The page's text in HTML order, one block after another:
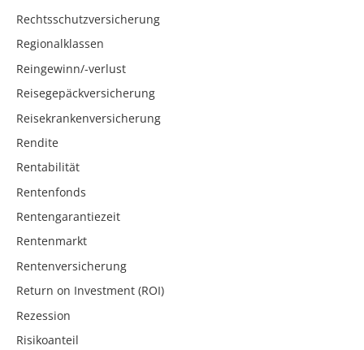
Rechtsschutzversicherung
Regionalklassen
Reingewinn/-verlust
Reisegepäckversicherung
Reisekrankenversicherung
Rendite
Rentabilität
Rentenfonds
Rentengarantiezeit
Rentenmarkt
Rentenversicherung
Return on Investment (ROI)
Rezession
Risikoanteil